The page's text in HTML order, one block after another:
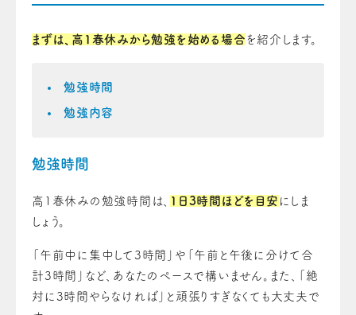
まずは、高1春休みから勉強を始める場合 を紹介します。
勉強時間
勉強内容
勉強時間
高1春休みの勉強時間は、 1日3時間ほどを目安 にしま
しょう。
「午前中に集中して3時間」や「午前と午後に分けて合
計3時間」など、あなたのペースで構いません。また、「絶
対に3時間やらなければ」と頑張りすぎなくても大丈夫で